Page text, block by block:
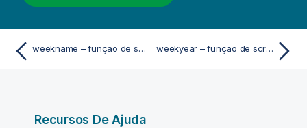
weekname – função de script e gráfico weekyear – função de script e gráfico
Recursos De Ajuda